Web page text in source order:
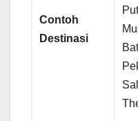
Contoh
Destinasi